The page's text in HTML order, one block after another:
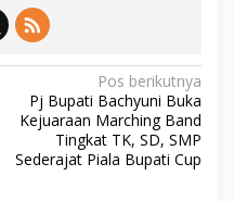
Pos berikutnya
Pj Bupati Bachyuni Buka
Kejuaraan Marching Band
Tingkat TK, SD, SMP
Sederajat Piala Bupati Cup